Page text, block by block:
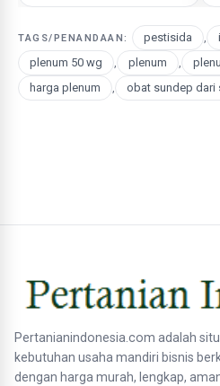
TAGS/PENANDAAN: pestisida ,
plenum 50 wg
, plenum ,
harga plenum
, obat sundep dari
Pertanianindonesia.com adalah
kebutuhan usaha mandiri bisnis
dengan harga murah, lengkap,